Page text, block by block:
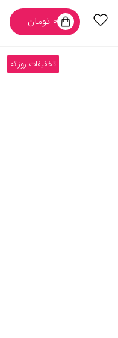
۰ تومان
تخفیفات روزانه